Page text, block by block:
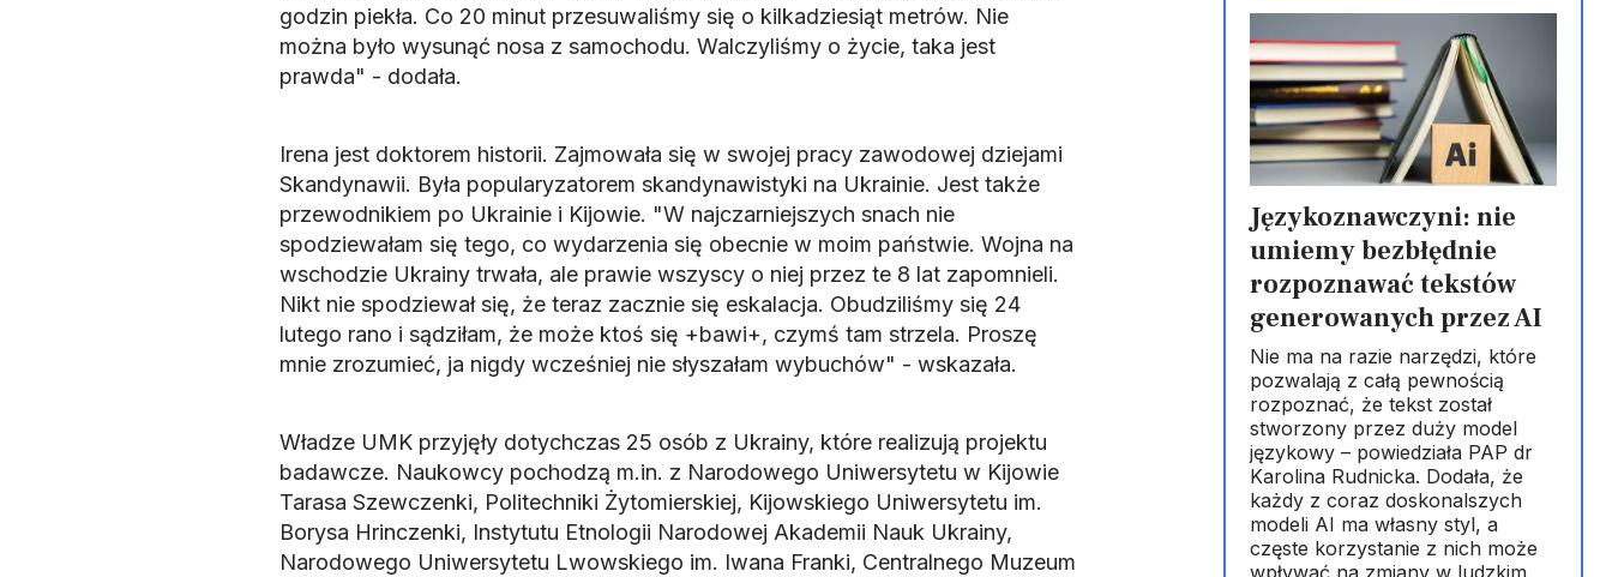
godzin piekła. Co 20 minut przesuwaliśmy się o kilkadziesiąt metrów. Nie
można było wysunąć nosa z samochodu. Walczyliśmy o życie, taka jest
prawda" - dodała.
Irena jest doktorem historii. Zajmowała się w swojej pracy zawodowej dziejami
Skandynawii. Była popularyzatorem skandynawistyki na Ukrainie. Jest także
przewodnikiem po Ukrainie i Kijowie. "W najczarniejszych snach nie
spodziewałam się tego, co wydarzenia się obecnie w moim państwie. Wojna na
wschodzie Ukrainy trwała, ale prawie wszyscy o niej przez te 8 lat zapomnieli.
Nikt nie spodziewał się, że teraz zacznie się eskalacja. Obudziliśmy się 24
lutego rano i sądziłam, że może ktoś się +bawi+, czymś tam strzela. Proszę
mnie zrozumieć, ja nigdy wcześniej nie słyszałam wybuchów" - wskazała.
Władze UMK przyjęły dotychczas 25 osób z Ukrainy, które realizują projektu
badawcze. Naukowcy pochodzą m.in. z Narodowego Uniwersytetu w Kijowie
Tarasa Szewczenki, Politechniki Żytomierskiej, Kijowskiego Uniwersytetu im.
Borysa Hrinczenki, Instytutu Etnologii Narodowej Akademii Nauk Ukrainy,
Narodowego Uniwersytetu Lwowskiego im. Iwana Franki, Centralnego Muzeum
Językoznawczyni: nie
umiemy bezbłędnie
rozpoznawać tekstów
generowanych przez AI
Nie ma na razie narzędzi, które
pozwalają z całą pewnością
rozpoznać, że tekst został
stworzony przez duży model
językowy – powiedziała PAP dr
Karolina Rudnicka. Dodała, że
każdy z coraz doskonalszych
modeli AI ma własny styl, a
częste korzystanie z nich może
wpływać na zmiany w ludzkim